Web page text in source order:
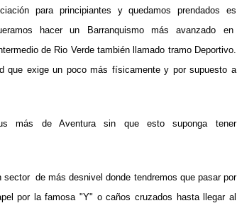
para principiantes y quedamos prendados es
hacer un Barranquismo más avanzado en
de Rio Verde también llamado tramo Deportivo.
que exige un poco más físicamente y por supuesto a
más de Aventura sin que esto suponga tener
de más desnivel donde tendremos que pasar por
por la famosa "Y" o caños cruzados hasta llegar al